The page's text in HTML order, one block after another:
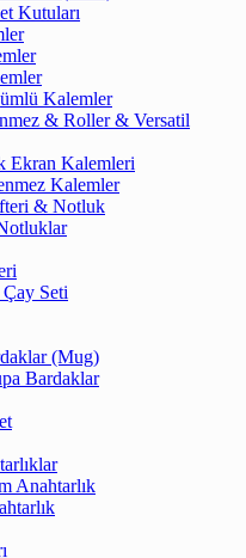
Kutuları
Kalemler
& Roller & Versatil
Ekran Kalemleri
Kalemler
& Notluk
Seti
(Mug)
Bardaklar
Anahtarlık